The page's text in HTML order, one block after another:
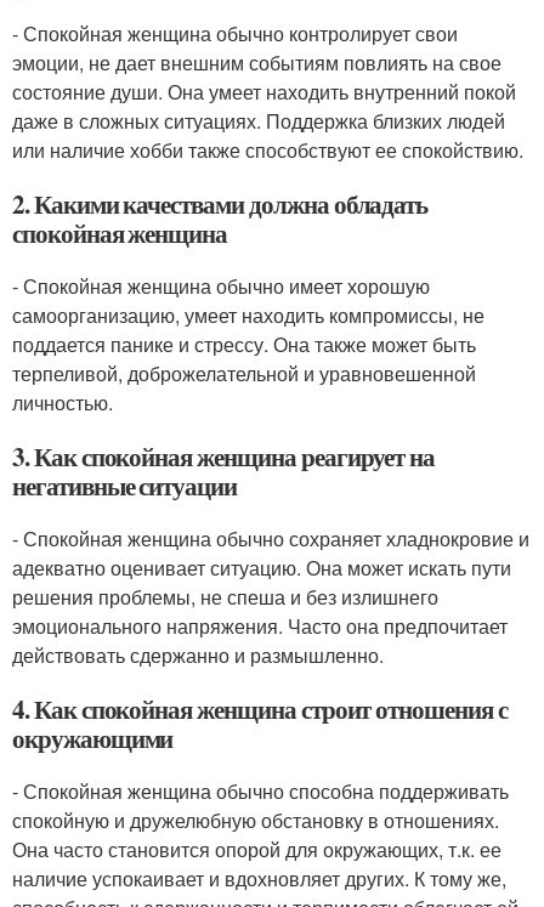
- Спокойная женщина обычно контролирует свои
эмоции, не дает внешним событиям повлиять на свое
состояние души. Она умеет находить внутренний покой
даже в сложных ситуациях. Поддержка близких людей
или наличие хобби также способствуют ее спокойствию.
2. Какими качествами должна обладать
спокойная женщина
- Спокойная женщина обычно имеет хорошую
самоорганизацию, умеет находить компромиссы, не
поддается панике и стрессу. Она также может быть
терпеливой, доброжелательной и уравновешенной
личностью.
3. Как спокойная женщина реагирует на
негативные ситуации
- Спокойная женщина обычно сохраняет хладнокровие и
адекватно оценивает ситуацию. Она может искать пути
решения проблемы, не спеша и без излишнего
эмоционального напряжения. Часто она предпочитает
действовать сдержанно и размышленно.
4. Как спокойная женщина строит отношения с
окружающими
- Спокойная женщина обычно способна поддерживать
спокойную и дружелюбную обстановку в отношениях.
Она часто становится опорой для окружающих, т.к. ее
наличие успокаивает и вдохновляет других. К тому же,